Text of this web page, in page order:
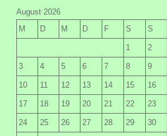
August 2026
M
D M D F S S
1 2
3 4 5 6 7 8 9
10 11 12 13 14 15 16
17 18 19 20 21 22 23
24 25 26 27 28 29 30